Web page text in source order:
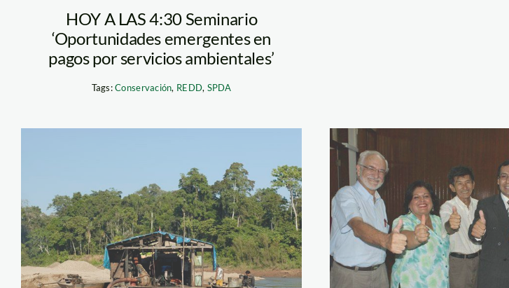
HOY A LAS 4:30 Seminario
‘Oportunidades emergentes en
pagos por servicios ambientales’
Tags:Conservación, REDD, SPDA
rio_draga_madrededios_tm